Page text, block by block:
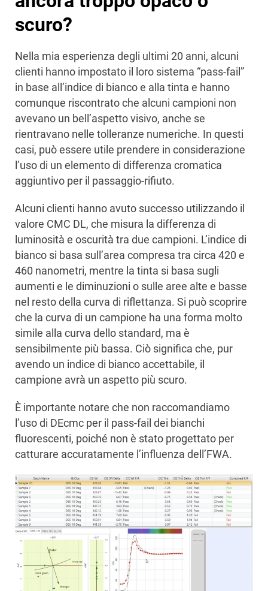
scuro?
Nella mia esperienza degli ultimi 20 anni, alcuni
clienti hanno impostato il loro sistema “pass-fail”
in base all’indice di bianco e alla tinta e hanno
comunque riscontrato che alcuni campioni non
avevano un bell’aspetto visivo, anche se
rientravano nelle tolleranze numeriche. In questi
casi, può essere utile prendere in considerazione
l’uso di un elemento di differenza cromatica
aggiuntivo per il passaggio-rifiuto.
Alcuni clienti hanno avuto successo utilizzando il
valore CMC DL, che misura la differenza di
luminosità e oscurità tra due campioni. L’indice di
bianco si basa sull’area compresa tra circa 420 e
460 nanometri, mentre la tinta si basa sugli
aumenti e le diminuzioni o sulle aree alte e basse
nel resto della curva di riflettanza. Si può scoprire
che la curva di un campione ha una forma molto
simile alla curva dello standard, ma è
sensibilmente più bassa. Ciò significa che, pur
avendo un indice di bianco accettabile, il
campione avrà un aspetto più scuro.
È importante notare che non raccomandiamo
l’uso di DEcmc per il pass-fail dei bianchi
fluorescenti, poiché non è stato progettato per
catturare accuratamente l’influenza dell’FWA.